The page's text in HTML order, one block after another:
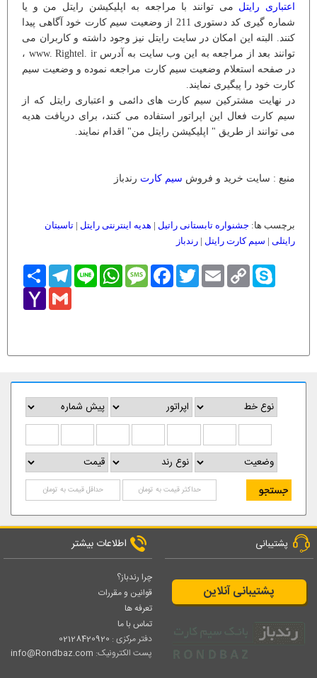
اعتباری رایتل می توانند با مراجعه به اپلیکیشن رایتل من و یا
شماره گیری کد دستوری 211 از وضعیت سیم کارت خود آگاهی پیدا
کنند. البته این امکان در سایت رایتل نیز وجود داشته و کاربران می
توانند بعد از مراجعه به این وب سایت به آدرس www. Rightel. ir ،
در صفحه استعلام وضعیت سیم کارت مراجعه نموده و وضعیت سیم
کارت خود را پیگیری نمایند.
در نهایت مشترکین سیم کارت های دائمی و اعتباری رایتل که از
سیم کارت فعال این اپراتور استفاده می کنند، برای دریافت هدیه
می توانند از طریق " اپلیکیشن رایتل من" اقدام نمایند.
منبع : سایت خرید و فروش سیم کارت رندباز
برچسب ها: جشنواره تابستانی راتیل | هدیه اینترنتی رایتل | تاسبتان
رایتلی | سیم کارت رایتل | رندباز
اشتراکTelegram Line
WhatsAppMessageFacebookTwitter Email
Copy
Link
Skype
Yahoo
Mail
Gmail
پشتیبانی
پشتیبانی آنلاین
اطلاعات بیشتر
چرا رندباز؟
قوانین و مقررات
تعرفه ها
تماس با ما
دفتر مرکزی : 02128420920
پست الکترونیک: info@Rondbaz.com